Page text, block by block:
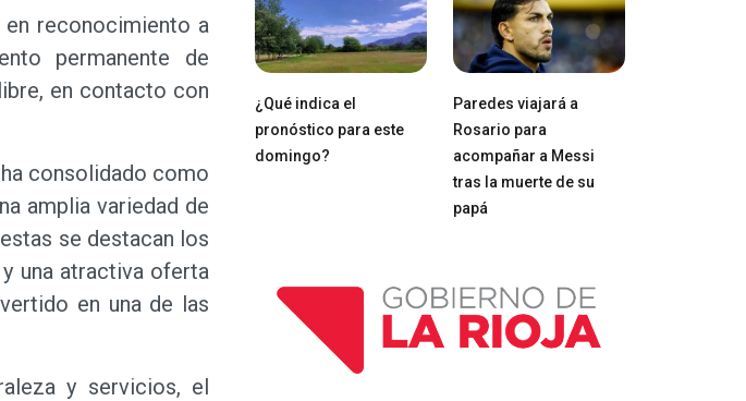
reconocimiento a
permanente de
en contacto con
consolidado como
amplia variedad de
se destacan los
una atractiva oferta
en una de las
y servicios, el
¿Qué indica el
pronóstico para este
domingo?
Paredes viajará a
Rosario para
acompañar a Messi
tras la muerte de su
papá